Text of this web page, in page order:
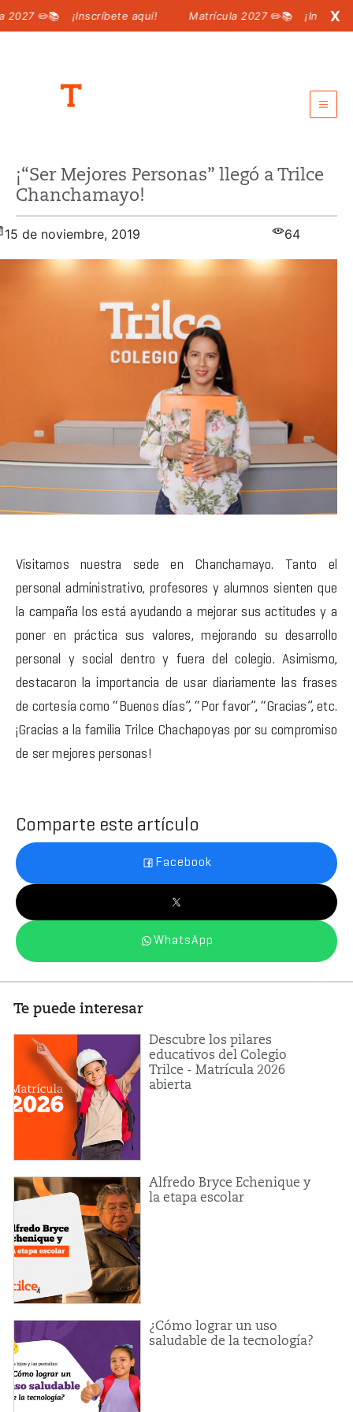
✏️📚 ¡Inscríbete aquí! Matrícula 2027 ✏️📚 ¡Inscríbete
X
Intranet para padres
Intranet para alumnos
Call center:
¡“Ser Mejores Personas” llegó a Trilce
Chanchamayo!
15 de noviembre, 2019 64
Visitamos nuestra sede en Chanchamayo. Tanto el
personal administrativo, profesores y alumnos sienten que
la campaña los está ayudando a mejorar sus actitudes y a
poner en práctica sus valores, mejorando su desarrollo
personal y social dentro y fuera del colegio. Asimismo,
destacaron la importancia de usar diariamente las frases
de cortesía como “Buenos días”, “Por favor”, “Gracias”, etc.
¡Gracias a la familia Trilce Chachapoyas por su compromiso
de ser mejores personas!
Comparte este artículo
Facebook
WhatsApp
Te puede interesar
Descubre los pilares
educativos del Colegio
Trilce - Matrícula 2026
abierta
Alfredo Bryce Echenique y
la etapa escolar
¿Cómo lograr un uso
saludable de la tecnología?